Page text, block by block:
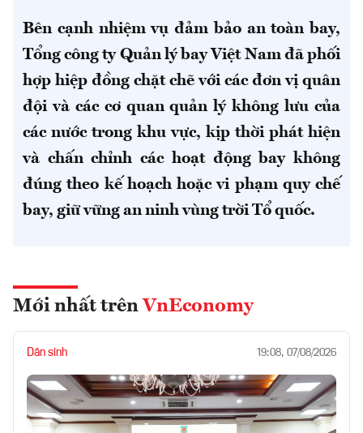
Bên cạnh nhiệm vụ đảm bảo an toàn bay,
Tổng công ty Quản lý bay Việt Nam đã phối
hợp hiệp đồng chặt chẽ với các đơn vị quân
đội và các cơ quan quản lý không lưu của
các nước trong khu vực, kịp thời phát hiện
và chấn chỉnh các hoạt động bay không
đúng theo kế hoạch hoặc vi phạm quy chế
bay, giữ vững an ninh vùng trời Tổ quốc.
Mới nhất trên VnEconomy
Dân sinh 19:08, 07/08/2026